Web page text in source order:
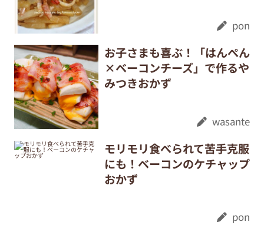
pon
お子さまも喜ぶ！「はんぺん
×ベーコンチーズ」で作るや
みつきおかず
wasante
モリモリ食べられて苦手克服
にも！ベーコンのケチャップ
おかず
pon